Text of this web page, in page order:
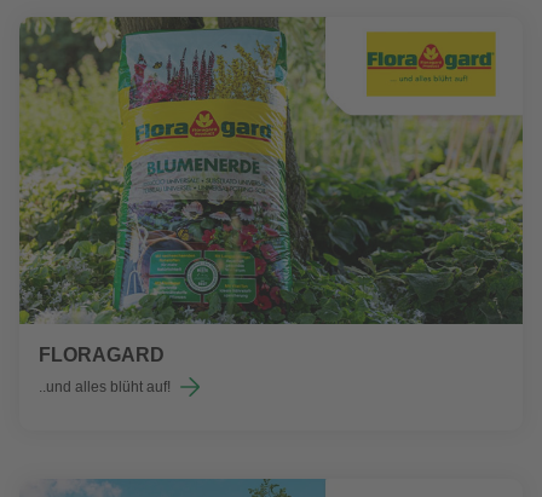
FLORAGARD
..und alles blüht auf!